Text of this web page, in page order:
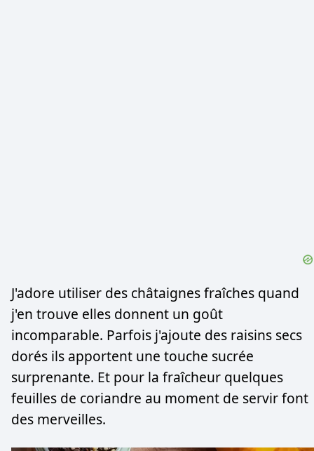
J'adore utiliser des châtaignes fraîches quand
j'en trouve elles donnent un goût
incomparable. Parfois j'ajoute des raisins secs
dorés ils apportent une touche sucrée
surprenante. Et pour la fraîcheur quelques
feuilles de coriandre au moment de servir font
des merveilles.